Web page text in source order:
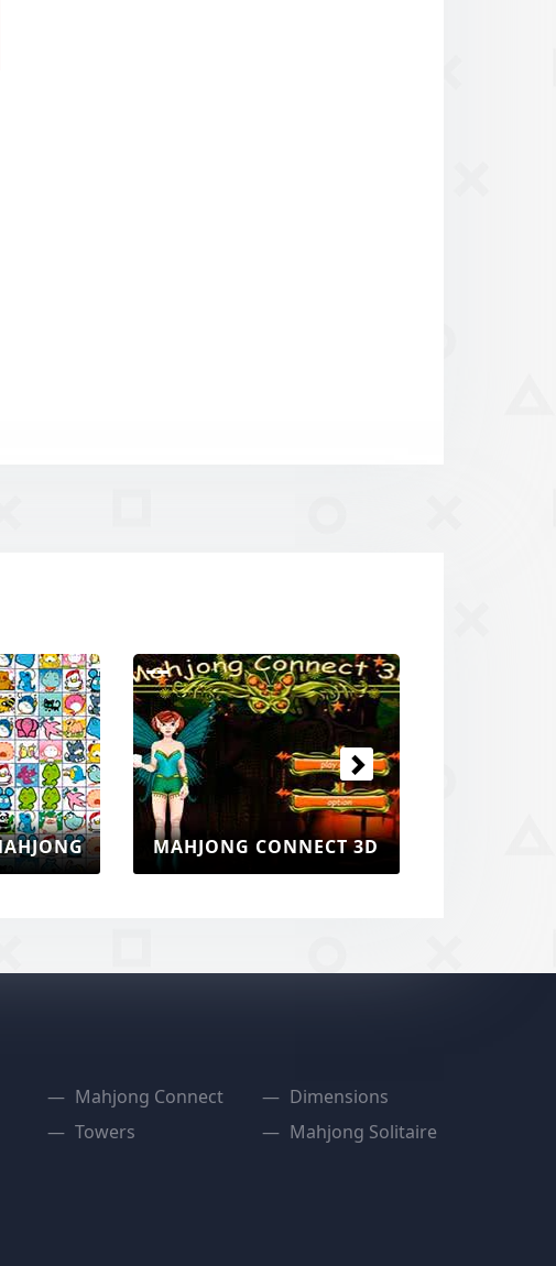
MAHJONG BUG JONG MAHJONG CONNECT 1
Volgende
Mahjong Connect
Towers
Dimensions
Mahjong Solitaire